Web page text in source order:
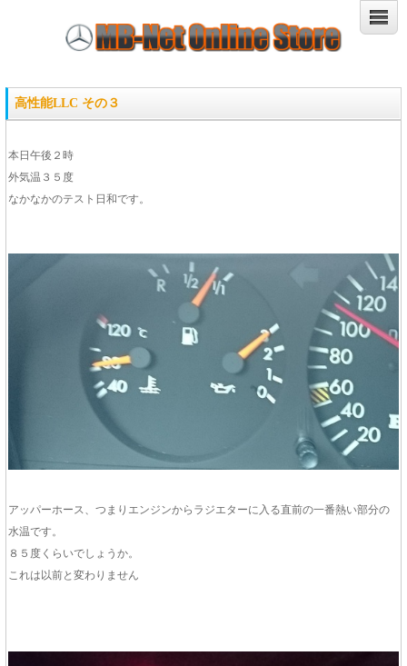
高性能LLC その３
本日午後２時
外気温３５度
なかなかのテスト日和です。
アッパーホース、つまりエンジンからラジエターに入る直前の一番熱い部分の
水温です。
８５度くらいでしょうか。
これは以前と変わりません